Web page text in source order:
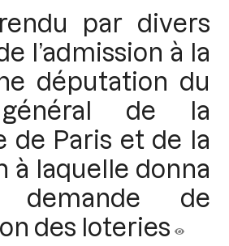
par divers
l’admission à la
députation du
de la
de Paris et de la
à laquelle donna
de
des loteries